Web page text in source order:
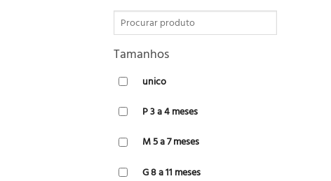
Tamanhos
unico
P 3 a 4 meses
M 5 a 7 meses
G 8 a 11 meses